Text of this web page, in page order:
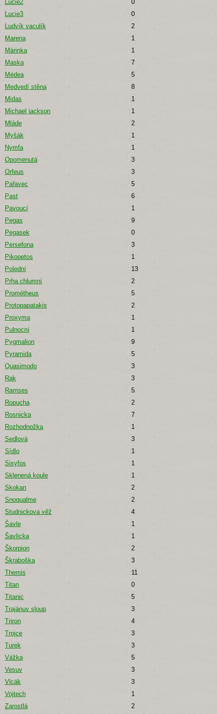
Lucie2
0
Lucie3
0
Ludvík vaculík
2
Marena
1
Márinka
1
Maska
7
Médea
5
Medvedí stěna
8
Midas
1
Michael jackson
1
Mláde
2
Myšák
1
Nymfa
1
Opomenutá
3
Orfeus
3
Pařavec
5
Past
6
Pavoucí
1
Pegas
9
Pegasek
0
Persefona
3
Pikopetos
1
Polední
13
Prha chlumní
2
Prométheus
5
Protopapatakis
2
Proxyma
1
Pulnocní
1
Pygmalion
9
Pyramida
5
Quasimodo
3
Rak
3
Ramses
5
Ropucha
2
Rosnicka
7
Rozhodnožka
1
Sedlová
3
Sídlo
1
Sisyfos
1
Sklenená koule
1
Skokan
2
Snoqualme
2
Studnickova věž
4
Šavle
1
Šavlicka
1
Škorpion
2
Škraboška
3
Themis
11
Titan
0
Titanic
5
Trajánuv sloup
3
Triron
4
Trojce
3
Turek
3
Vážka
5
Vesuv
3
Vlcák
3
Vojtech
1
Zarostlá
2